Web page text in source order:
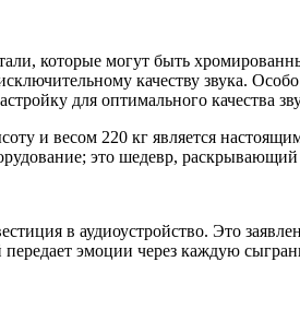
которые могут быть
качеству звука.
для оптимального качества
и весом 220 кг является
это шедевр,
в аудиоустройство. Это
эмоции через каждую